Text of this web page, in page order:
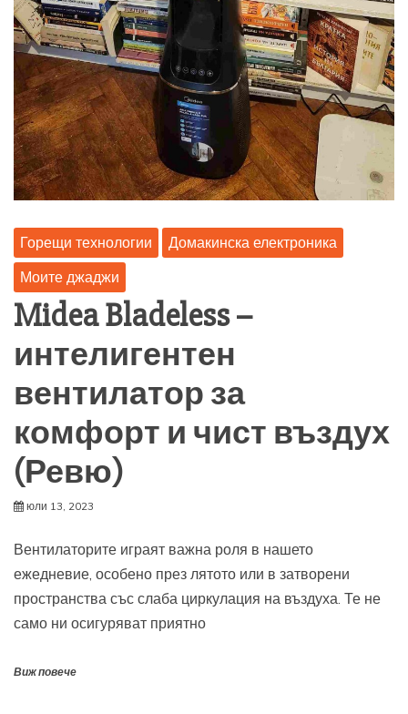
Горещи технологии
Домакинска електроника
Моите джаджи
Midea Bladeless –
интелигентен
вентилатор за
комфорт и чист въздух
(Ревю)
юли 13, 2023
Вентилаторите играят важна роля в нашето
ежедневие, особено през лятото или в затворени
пространства със слаба циркулация на въздуха. Те не
само ни осигуряват приятно
Виж повече